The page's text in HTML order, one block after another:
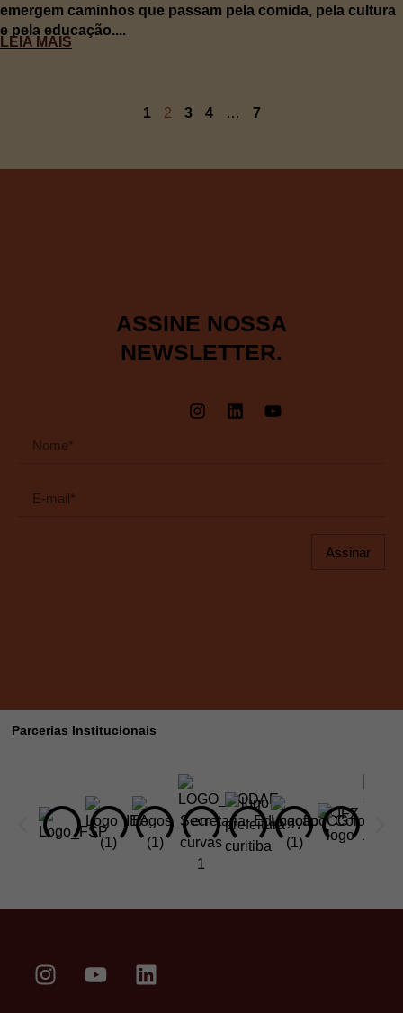
emergem caminhos que passam pela comida, pela cultura
e pela educação....
LEIA MAIS
1 2 3 4 … 7
ASSINE NOSSA
NEWSLETTER.
Assinar
Parcerias Institucionais